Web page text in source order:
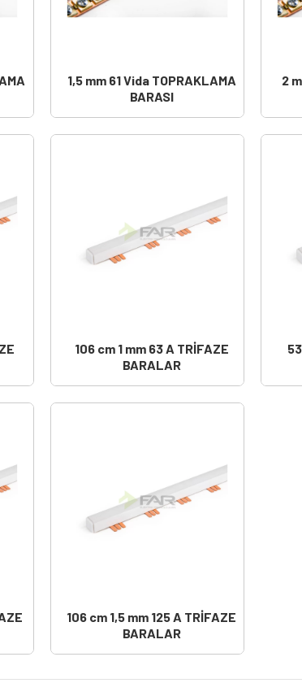
1,5 mm 61 Vida TOPRAKLAMA
BARASI
2
106 cm 1 mm 63 A TRİFAZE
BARALAR
106 cm 1,5 mm 125 A TRİFAZE
BARALAR